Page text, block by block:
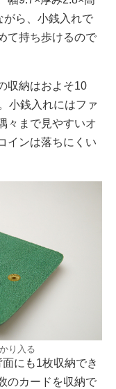
がら、小銭入れで
て持ち歩けるので
収納はおよそ10
小銭入れにはファ
々まで見やすいオ
インは落ちにくい
り入る
にも1枚収納でき
のカードを収納で